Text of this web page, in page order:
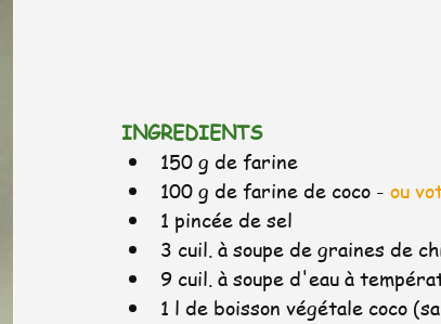
INGREDIENTS
150 g de farine
100 g de farine de coco - ou
1 pincée de sel
3 cuil. à soupe de graines de
9 cuil. à soupe d'eau à
1 l de boisson végétale coco